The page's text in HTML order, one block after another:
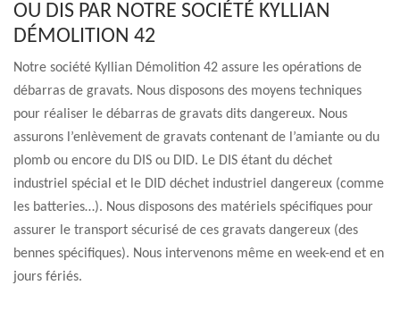
OU DIS PAR NOTRE SOCIÉTÉ KYLLIAN
DÉMOLITION 42
Notre société Kyllian Démolition 42 assure les opérations de
débarras de gravats. Nous disposons des moyens techniques
pour réaliser le débarras de gravats dits dangereux. Nous
assurons l’enlèvement de gravats contenant de l’amiante ou du
plomb ou encore du DIS ou DID. Le DIS étant du déchet
industriel spécial et le DID déchet industriel dangereux (comme
les batteries…). Nous disposons des matériels spécifiques pour
assurer le transport sécurisé de ces gravats dangereux (des
bennes spécifiques). Nous intervenons même en week-end et en
jours fériés.